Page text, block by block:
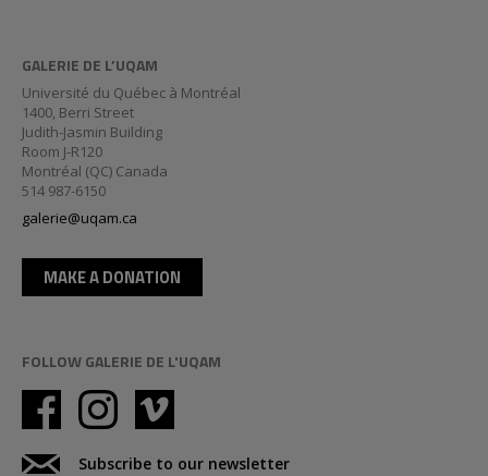
GALERIE DE L’UQAM
Université du Québec à Montréal
1400, Berri Street
Judith-Jasmin Building
Room J-R120
Montréal (QC) Canada
514 987-6150
galerie@uqam.ca
MAKE A DONATION
FOLLOW GALERIE DE L'UQAM
Subscribe to our newsletter